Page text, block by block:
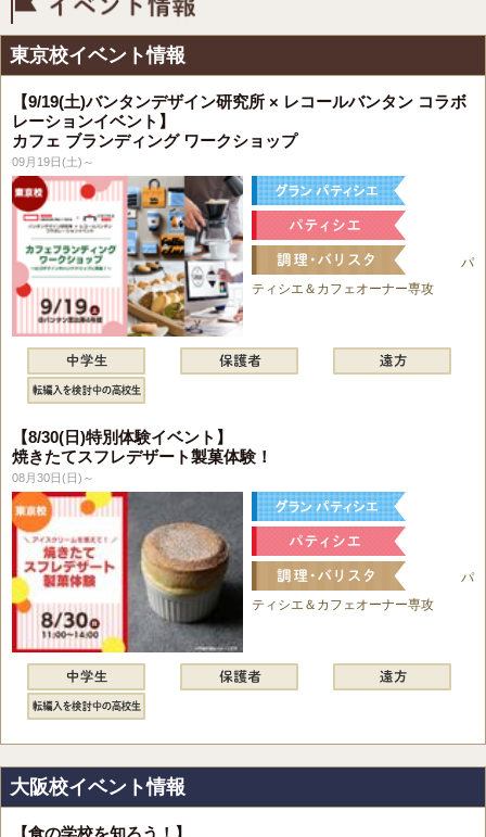
東京校イベント情報
【9/19(土)バンタンデザイン研究所 × レコールバンタン コラボ
レーションイベント】
カフェ ブランディング ワークショップ
09月19日(土)～
パ
ティシエ＆カフェオーナー専攻
【8/30(日)特別体験イベント】
焼きたてスフレデザート製菓体験！
08月30日(日)～
パ
ティシエ＆カフェオーナー専攻
大阪校イベント情報
【食の学校を知ろう！】